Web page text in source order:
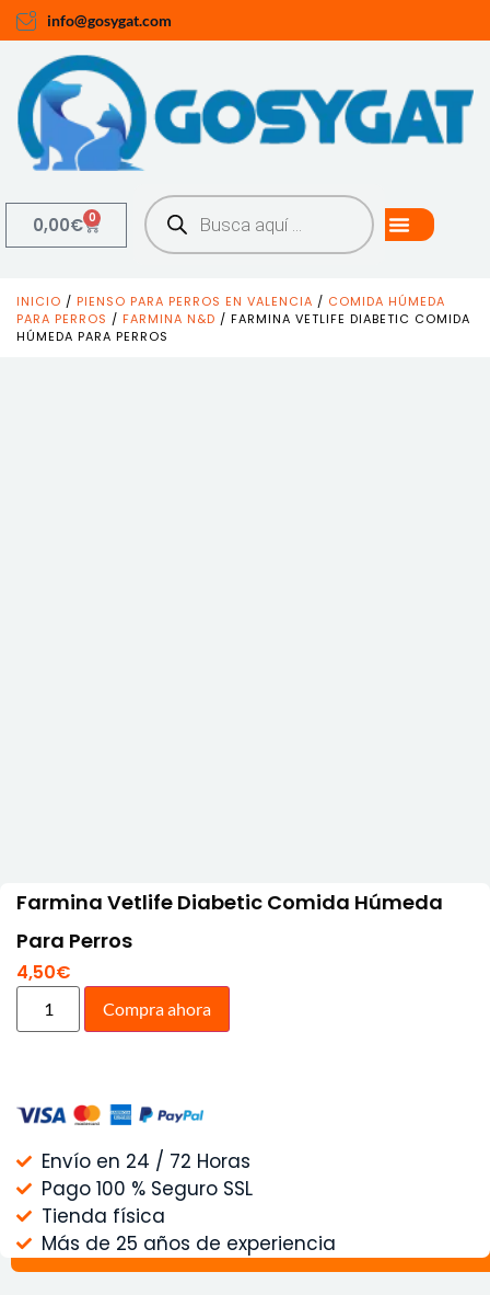
info@gosygat.com
0,00€ 0
INICIO / PIENSO PARA PERROS EN VALENCIA / COMIDA HÚMEDA
PARA PERROS / FARMINA N&D / FARMINA VETLIFE DIABETIC COMIDA
HÚMEDA PARA PERROS
Farmina Vetlife Diabetic Comida Húmeda
Para Perros
4,50€
Compra ahora
Envío en 24 / 72 Horas
Pago 100 % Seguro SSL
Tienda física
Más de 25 años de experiencia